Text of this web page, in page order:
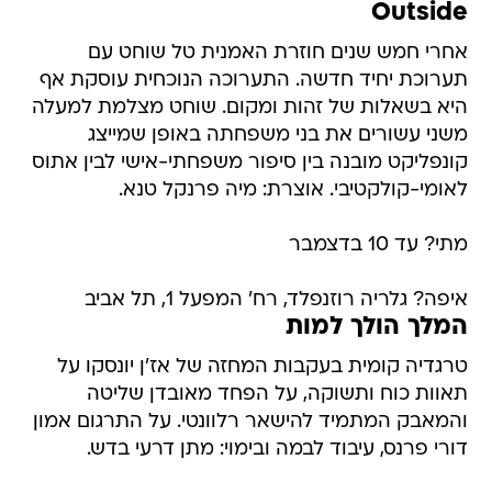
Outside
אחרי חמש שנים חוזרת האמנית טל שוחט עם
תערוכת יחיד חדשה. התערוכה הנוכחית עוסקת אף
היא בשאלות של זהות ומקום. שוחט מצלמת למעלה
משני עשורים את בני משפחתה באופן שמייצג
קונפליקט מובנה בין סיפור משפחתי-אישי לבין אתוס
לאומי-קולקטיבי. אוצרת: מיה פרנקל טנא.
מתי? עד 10 בדצמבר
איפה? גלריה רוזנפלד, רח' המפעל 1, תל אביב
המלך הולך למות
טרגדיה קומית בעקבות המחזה של אז'ן יונסקו על
תאוות כוח ותשוקה, על הפחד מאובדן שליטה
והמאבק המתמיד להישאר רלוונטי. על התרגום אמון
דורי פרנס, עיבוד לבמה ובימוי: מתן דרעי בדש.